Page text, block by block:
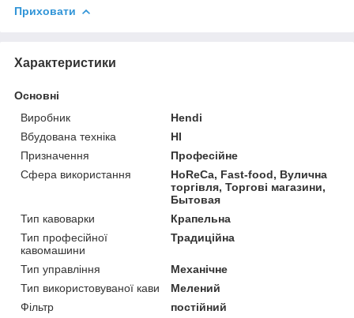
Приховати
Характеристики
Основні
Виробник
Hendi
Вбудована техніка
НІ
Призначення
Професійне
Сфера використання
HoReCa, Fast-food, Вулична
торгівля, Торгові магазини,
Бытовая
Тип кавоварки
Крапельна
Тип професійної
кавомашини
Традиційна
Тип управління
Механічне
Тип використовуваної кави
Мелений
Фільтр
постійний